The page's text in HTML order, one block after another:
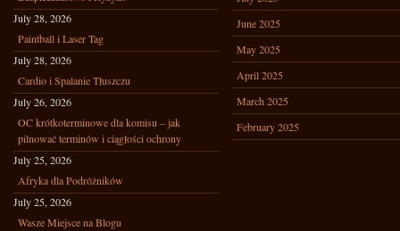
July 28, 2026
Paintball i Laser Tag
July 28, 2026
Cardio i Spalanie Tłuszczu
July 26, 2026
OC krótkoterminowe dla komisu – jak
pilnować terminów i ciągłości ochrony
July 25, 2026
Afryka dla Podróżników
July 25, 2026
Wasze Miejsce na Blogu
June 2025
May 2025
April 2025
March 2025
February 2025